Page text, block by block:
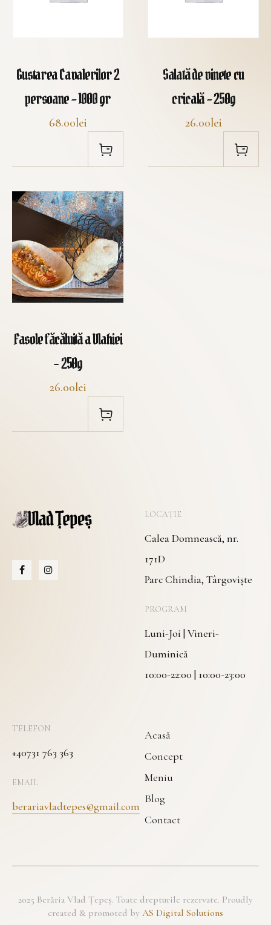
Gustarea Cavalerilor 2
persoane – 1000 gr
68.00lei
Salată de vinete cu
cricală – 250g
26.00lei
Fasole făcăluită a Vlahiei
– 250g
26.00lei
LOCAȚIE
Calea Domnească, nr.
171D
Parc Chindia, Târgoviște
PROGRAM
Luni-Joi | Vineri-
Duminică
10:00-22:00 | 10:00-23:00
TELEFON
+40731 763 363
EMAIL
berariavladtepes@gmail.com
Acasă
Concept
Meniu
Blog
Contact
2025 Berăria Vlad Țepeș. Toate drepturile rezervate. Proudly
created & promoted by AS Digital Solutions